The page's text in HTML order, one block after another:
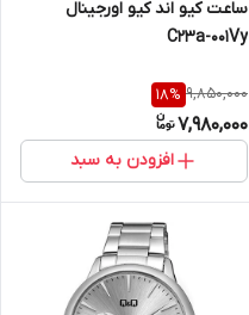
ساعت کیو اند کیو اورجینال
C23a-001Vy
9,850,000
18%
7,980,000
افزودن به سبد